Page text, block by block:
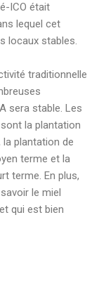
ICO était
lequel cet
locaux stables.
traditionnelle
sera stable. Les
la plantation
plantation de
terme et la
terme. En plus,
le miel
qui est bien